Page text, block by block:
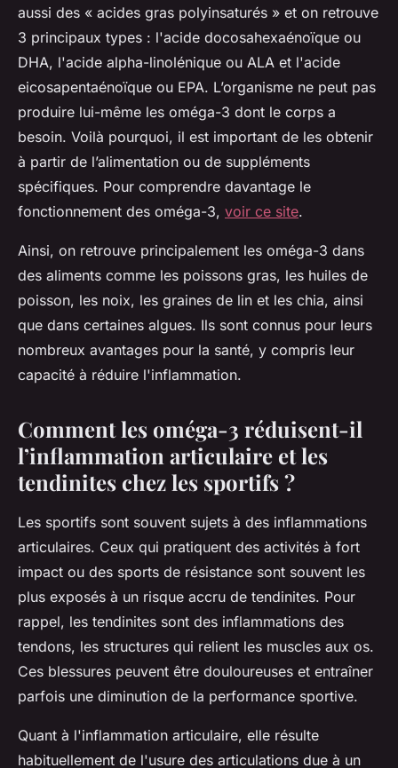
aussi des « acides gras polyinsaturés » et on retrouve
3 principaux types : l'acide docosahexaénoïque ou
DHA, l'acide alpha-linolénique ou ALA et l'acide
eicosapentaénoïque ou EPA. L’organisme ne peut pas
produire lui-même les oméga-3 dont le corps a
besoin. Voilà pourquoi, il est important de les obtenir
à partir de l’alimentation ou de suppléments
spécifiques. Pour comprendre davantage le
fonctionnement des oméga-3, voir ce site.
Ainsi, on retrouve principalement les oméga-3 dans
des aliments comme les poissons gras, les huiles de
poisson, les noix, les graines de lin et les chia, ainsi
que dans certaines algues. Ils sont connus pour leurs
nombreux avantages pour la santé, y compris leur
capacité à réduire l'inflammation.
Comment les oméga-3 réduisent-il
l’inflammation articulaire et les
tendinites chez les sportifs ?
Les sportifs sont souvent sujets à des inflammations
articulaires. Ceux qui pratiquent des activités à fort
impact ou des sports de résistance sont souvent les
plus exposés à un risque accru de tendinites. Pour
rappel, les tendinites sont des inflammations des
tendons, les structures qui relient les muscles aux os.
Ces blessures peuvent être douloureuses et entraîner
parfois une diminution de la performance sportive.
Quant à l'inflammation articulaire, elle résulte
habituellement de l'usure des articulations due à un